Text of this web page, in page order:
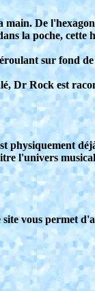
De
la poche,
sur fond
Dr Rock est
physiquement
l'univers
vous permet